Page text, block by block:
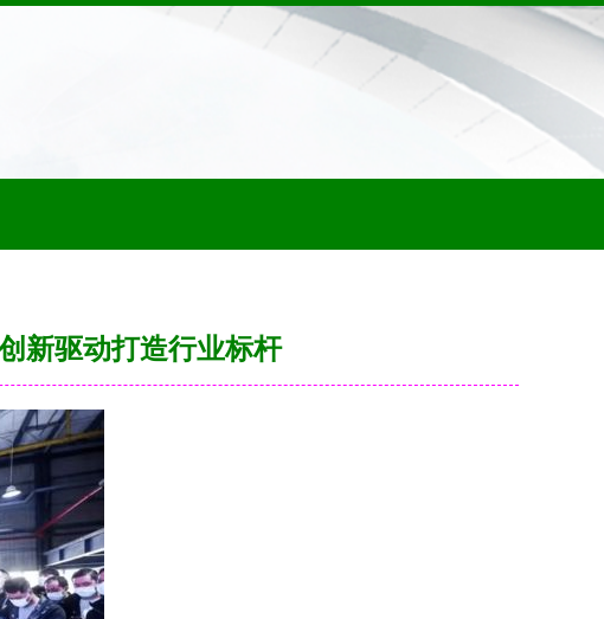
新驱动打造行业标杆